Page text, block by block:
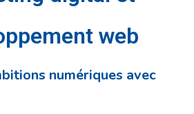
web
numériques avec